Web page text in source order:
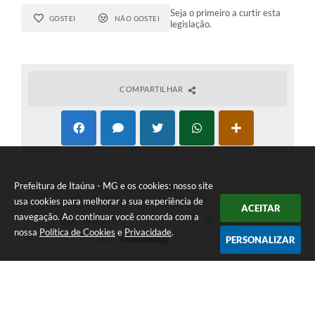
Prefeitura de Itaúna - MG e os cookies: nosso site
usa cookies para melhorar a sua experiência de
navegação. Ao continuar você concorda com a
nossa Política de Cookies e Privacidade.
ACEITAR
PERSONALIZAR
GOSTEI NÃO GOSTEI
Seja o primeiro a curtir esta
legislação.
COMPARTILHAR